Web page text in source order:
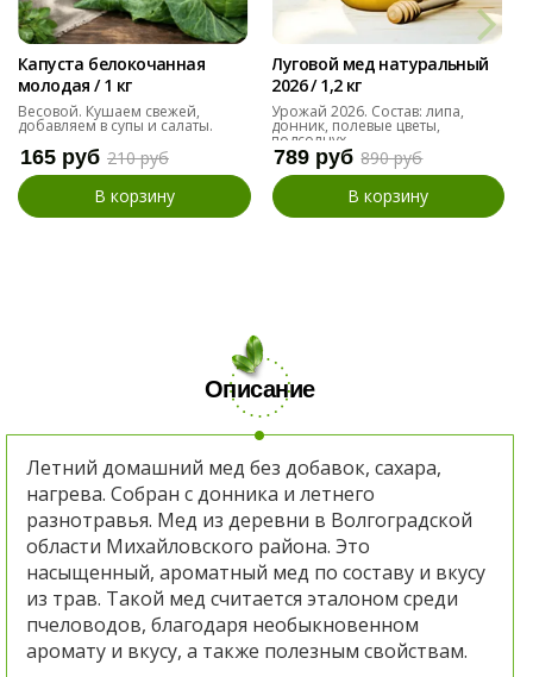
Капуста белокочанная
молодая / 1 кг
Весовой. Кушаем свежей,
добавляем в супы и салаты.
165 руб 210 руб
В корзину
Луговой мед натуральный
2026 / 1,2 кг
Урожай 2026. Состав: липа,
донник, полевые цветы,
подсолнух
789 руб 890 руб
В корзину
Описание
Летний домашний мед без добавок, сахара,
нагрева. Собран с донника и летнего
разнотравья. Мед из деревни в Волгоградской
области Михайловского района. Это
насыщенный, ароматный мед по составу и вкусу
из трав. Такой мед считается эталоном среди
пчеловодов, благодаря необыкновенном
аромату и вкусу, а также полезным свойствам.